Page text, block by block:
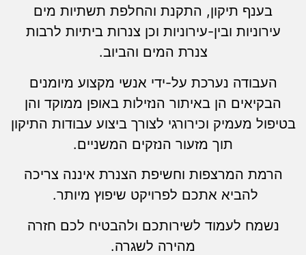
בענף תיקון, התקנת והחלפת תשתיות מים
עירוניות ובין-עירוניות וכן צנרות ביתיות לרבות
צנרת המים והביוב.
העבודה נערכת על-ידי אנשי מקצוע מיומנים
הבקיאים הן באיתור הנזילות באופן ממוקד והן
בטיפול מעמיק וכירורגי לצורך ביצוע עבודות התיקון
תוך מזעור הנזקים המשניים.
הרמת המרצפות וחשיפת הצנרת איננה צריכה
להביא אתכם לפרויקט שיפוץ מיותר.
נשמח לעמוד לשירותכם ולהבטיח לכם חזרה
מהירה לשגרה.